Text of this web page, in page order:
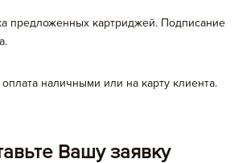
предложенных картриджей. Подписание
наличными или на карту клиента.
Вашу заявку